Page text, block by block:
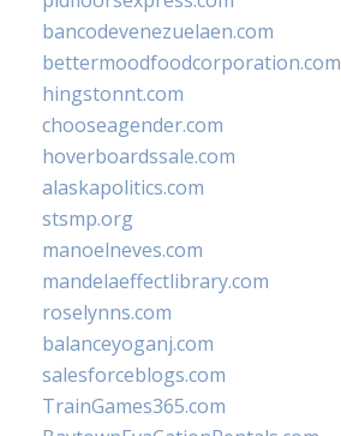
bancodevenezuelaen.com
bettermoodfoodcorporation.com
hingstonnt.com
chooseagender.com
hoverboardssale.com
alaskapolitics.com
stsmp.org
manoelneves.com
mandelaeffectlibrary.com
roselynns.com
balanceyoganj.com
salesforceblogs.com
TrainGames365.com